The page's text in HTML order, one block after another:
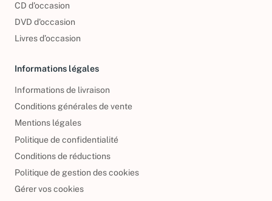
CD d'occasion
DVD d'occasion
Livres d’occasion
Informations légales
Informations de livraison
Conditions générales de vente
Mentions légales
Politique de confidentialité
Conditions de réductions
Politique de gestion des cookies
Gérer vos cookies